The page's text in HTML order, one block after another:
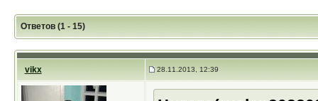
Ответов (1 - 15)
vikx 28.11.2013, 12:39